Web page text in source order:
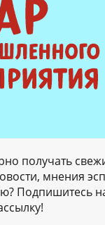
получать
мнения
Подпишитесь